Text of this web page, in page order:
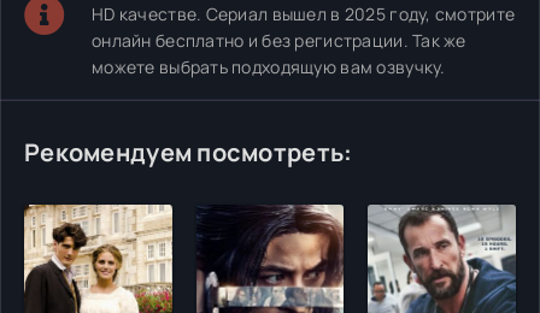
HD качестве. Сериал вышел в 2025 году, смотрите
онлайн бесплатно и без регистрации. Так же
можете выбрать подходящую вам озвучку.
Рекомендуем посмотреть: